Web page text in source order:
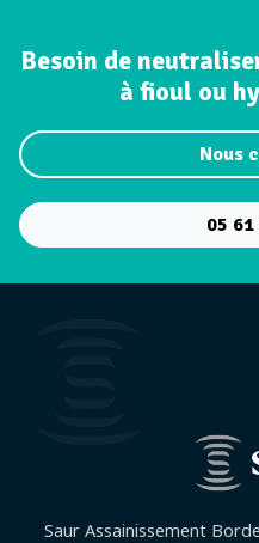
Besoin de
à fioul ou
Nous
05 61
Saur Assainissement